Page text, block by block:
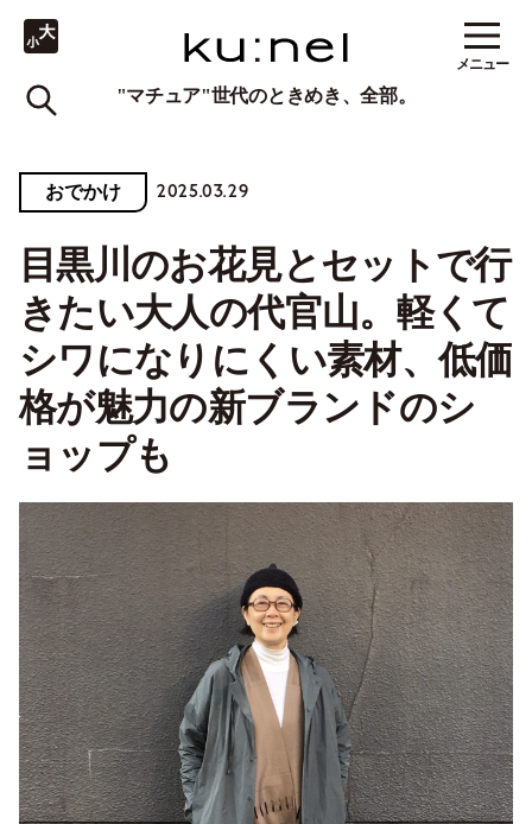
"マチュア"世代のときめき、全部。
メニュー
おでかけ 2025.03.29
目黒川のお花見とセットで行
きたい大人の代官山。軽くて
シワになりにくい素材、低価
格が魅力の新ブランドのシ
ョップも